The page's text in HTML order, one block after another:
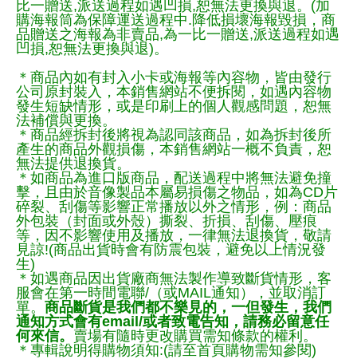
比一贈送,派送過程如遇凹損,恕無法更換與退。(加
購海報筒為保障運送過程中.降低損壞海報毀損，商
品贈送之海報為非賣品,為一比一贈送,派送過程如遇
凹損,恕無法更換與退)。
＊商品內如有封入小卡或海報等內容物，皆由發行
公司原封裝入，本銷售網站不便拆閱，如遇內容物
發生短缺情形，或是印刷上的個人觀感問題，恕無
法補償與更換。
＊商品經拆封後將視為認同該商品，如為拆封後所
產生的商品外觀損傷，本銷售網站一概不負責，恕
無法提供退換貨。
＊如商品為進口版商品，配送過程中將無法避免撞
擊，且由於音像製品本屬易損傷之物品，如為CD片
碎裂、刮傷等影響正常播放以外之情形，例：商品
外包裝（封面或外殼）撕裂、折損、刮傷、壓痕
等，因不影響使用及播放，一律無法退換貨，敬請
見諒!(商品出貨時會有防震包裝，避免以上情況發
生)
＊如遇商品因出貨廠商無法製作導致斷貨情形，客
服會在第一時間電聯/（或MAIL通知），並取消訂
單。 商品斷貨是我們都不樂見的，一但發生，我們
通知方式會有email/或者致電告知，請務必留意任
何來信。 賣場有隨時更改購買需知條款的權利。
＊專輯說明得購物須知:(請至首頁購物需知參閱)